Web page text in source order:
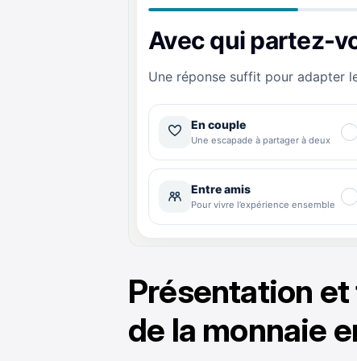
Présentation
de la monnaie